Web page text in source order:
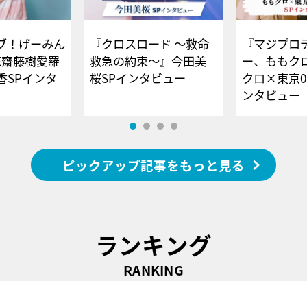
！げーみん
藤樹愛羅
SPインタ
『クロスロード ～救命
救急の約束～』今田美
桜SPインタビュー
『マジプロ
ー、ももク
クロ×東京
ンタビュー
ピックアップ記事をもっと見る
ランキング
RANKING